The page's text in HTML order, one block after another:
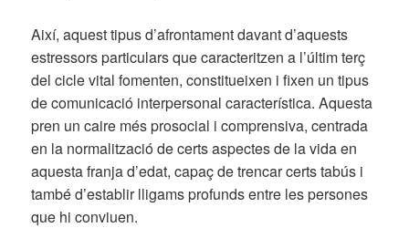
Així, aquest tipus d’afrontament davant d’aquests
estressors particulars que caracteritzen a l’últim terç
del cicle vital fomenten, constitueixen i fixen un tipus
de comunicació interpersonal característica. Aquesta
pren un caire més prosocial i comprensiva, centrada
en la normalització de certs aspectes de la vida en
aquesta franja d’edat, capaç de trencar certs tabús i
també d’establir lligams profunds entre les persones
que hi conviuen.